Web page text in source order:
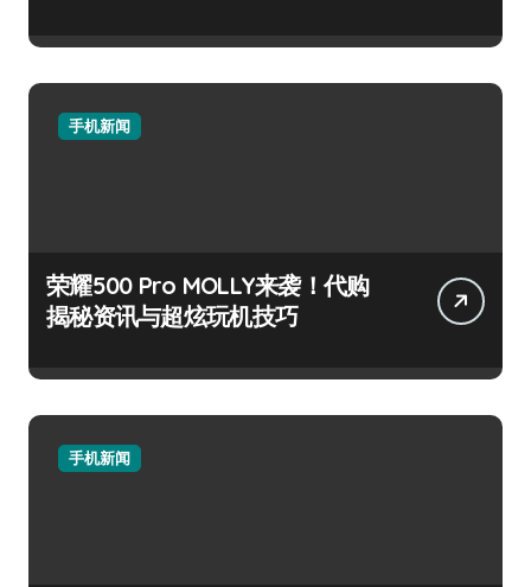
手机新闻
荣耀500 Pro MOLLY来袭！代购
揭秘资讯与超炫玩机技巧
手机新闻